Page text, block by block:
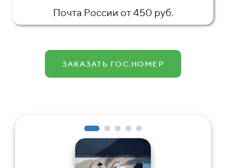
Почта России от 450 руб.
ЗАКАЗАТЬ ГОС.НОМЕР